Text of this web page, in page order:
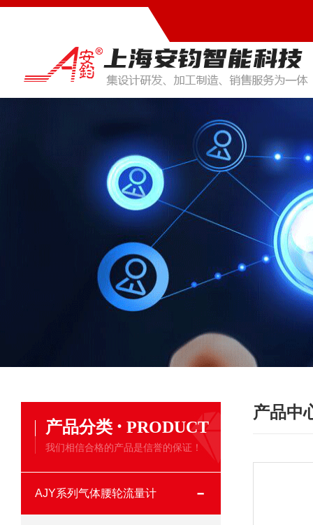
产品分类 · PRODUCT
我们相信合格的产品是信誉的保证！
AJY系列气体腰轮流量计
产品中